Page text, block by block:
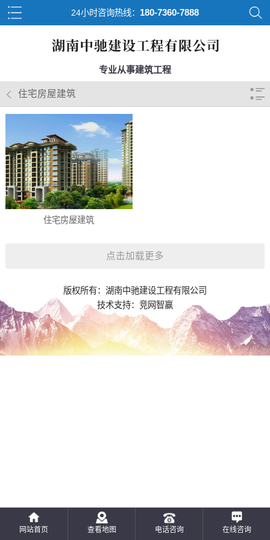
24小时咨询热线： 180-7360-7888
专业从事建筑工程
住宅房屋建筑
住宅房屋建筑
点击加载更多
版权所有：湖南中驰建设工程有限公司
技术支持： 竞网智赢
网站首页 查看地图 电话咨询 在线咨询